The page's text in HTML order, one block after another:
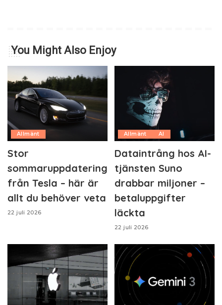
You Might Also Enjoy
Allmänt
Stor
sommaruppdatering
från Tesla – här är
allt du behöver veta
22 juli 2026
Allmänt AI
Dataintrång hos AI-
tjänsten Suno
drabbar miljoner –
betaluppgifter
läckta
22 juli 2026